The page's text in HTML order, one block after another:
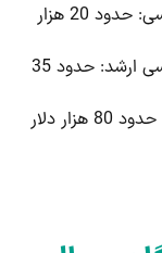
هزینه سالیانه تحصیل در مقطع کارشناسی: حدود 20 هزار
هزینه سالیانه تحصیل در مقطع کارشناسی ارشد: حدود 35
هزینه سالیانه تحصیل در مقطع دکتری: حدود 80 هزار دلار